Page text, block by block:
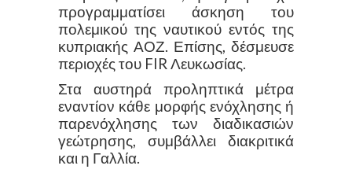
προγραμματίσει άσκηση του
πολεμικού της ναυτικού εντός της
κυπριακής ΑΟΖ. Επίσης, δέσμευσε
περιοχές του FIR Λευκωσίας.
Στα αυστηρά προληπτικά μέτρα
εναντίον κάθε μορφής ενόχλησης ή
παρενόχλησης των διαδικασιών
γεώτρησης, συμβάλλει διακριτικά
και η Γαλλία.